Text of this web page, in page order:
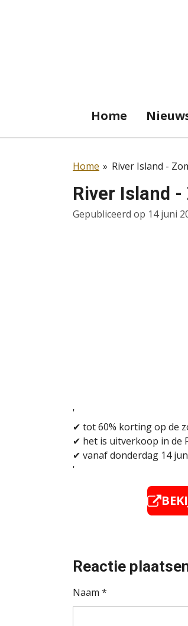
Home
Home » River Island -
River Island
Gepubliceerd op 14 juni
'
✔ tot 60% korting op de
✔ het is uitverkoop in de
✔ vanaf donderdag 14
'
Reactie
Naam *